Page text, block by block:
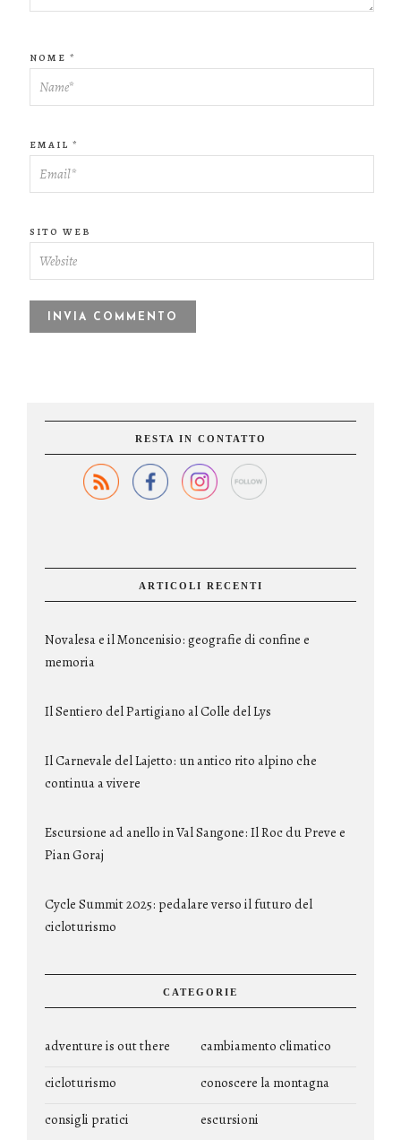
NOME *
EMAIL *
SITO WEB
RESTA IN CONTATTO
ARTICOLI RECENTI
Novalesa e il Moncenisio: geografie di confine e
memoria
Il Sentiero del Partigiano al Colle del Lys
Il Carnevale del Lajetto: un antico rito alpino che
continua a vivere
Escursione ad anello in Val Sangone: Il Roc du Preve e
Pian Goraj
Cycle Summit 2025: pedalare verso il futuro del
cicloturismo
CATEGORIE
adventure is out there cambiamento climatico
cicloturismo conoscere la montagna
consigli pratici escursioni